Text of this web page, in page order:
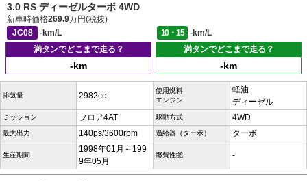
3.0 RS ディーゼルターボ 4WD
新車時価格269.9万円(税抜)
JC08
-km/L 10・15
-km/L
満タンでどこまで走る？
-km
満タンでどこまで走る？
-km
排気量 2982cc
使用燃料
エンジン
軽油
ディーゼル
ミッション フロア4AT 駆動方式 4WD
最大出力 140ps/3600rpm 過給器（ターボ） ターボ
生産期間
1998年01月～199
9年05月
燃費性能 -